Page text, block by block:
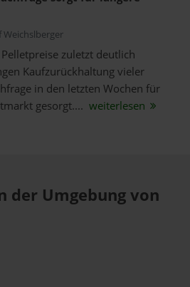
Weichslberger
zuletzt deutlich
Kaufzurückhaltung vieler
in den letzten Wochen für
gesorgt.... weiterlesen
der Umgebung von